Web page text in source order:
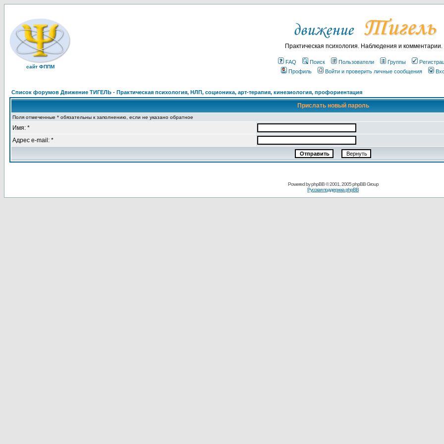
сайт ФППМ
Практическая психология. Наблюдения и комментарии.
FAQ Поиск Пользователи Группы
Профиль
Войти и проверить личные сообщения
Список форумов Движение ТИГЕЛЬ - Практическая психология, НЛП, соционика, арт-терапия, кинезиология, профориентация
Прислать новый пароль
Поля отмеченные * обязательны к заполнению, если не указано обратное
Имя: *
Адрес e-mail: *
Powered byphpBB© 2001, 2005 phpBB Group
Русская поддержка phpBB